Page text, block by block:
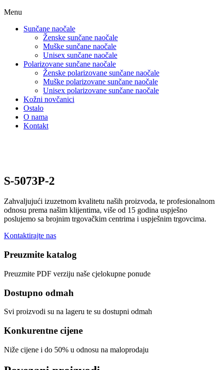
Menu
Sunčane naočale
Ženske sunčane naočale
Muške sunčane naočale
Unisex sunčane naočale
Polarizovane sunčane naočale
Ženske polarizovane sunčane naočale
Muške polarizovane sunčane naočale
Unisex polarizovane sunčane naočale
Kožni novčanici
Ostalo
O nama
Kontakt
S-5073P-2
Zahvaljujući izuzetnom kvalitetu naših proizvoda, te profesionalnom
odnosu prema našim klijentima, više od 15 godina uspješno
poslujemo sa brojnim trgovačkim centrima i uspješnim trgovcima.
Kontaktirajte nas
Preuzmite katalog
Preuzmite PDF verziju naše cjelokupne ponude
Dostupno odmah
Svi proizvodi su na lageru te su dostupni odmah
Konkurentne cijene
Niže cijene i do 50% u odnosu na maloprodaju